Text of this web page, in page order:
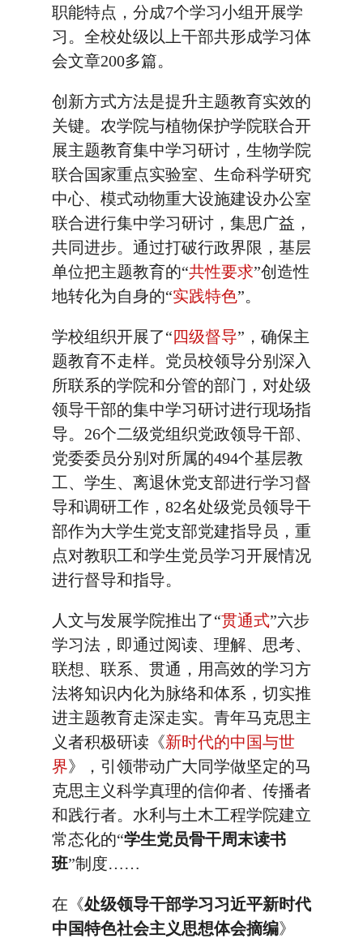
职能特点，分成7个学习小组开展学
习。全校处级以上干部共形成学习体
会文章200多篇。
创新方式方法是提升主题教育实效的
关键。农学院与植物保护学院联合开
展主题教育集中学习研讨，生物学院
联合国家重点实验室、生命科学研究
中心、模式动物重大设施建设办公室
联合进行集中学习研讨，集思广益，
共同进步。通过打破行政界限，基层
单位把主题教育的“共性要求”创造性
地转化为自身的“实践特色”。
学校组织开展了“四级督导”，确保主
题教育不走样。党员校领导分别深入
所联系的学院和分管的部门，对处级
领导干部的集中学习研讨进行现场指
导。26个二级党组织党政领导干部、
党委委员分别对所属的494个基层教
工、学生、离退休党支部进行学习督
导和调研工作，82名处级党员领导干
部作为大学生党支部党建指导员，重
点对教职工和学生党员学习开展情况
进行督导和指导。
人文与发展学院推出了“贯通式”六步
学习法，即通过阅读、理解、思考、
联想、联系、贯通，用高效的学习方
法将知识内化为脉络和体系，切实推
进主题教育走深走实。青年马克思主
义者积极研读《新时代的中国与世
界》，引领带动广大同学做坚定的马
克思主义科学真理的信仰者、传播者
和践行者。水利与土木工程学院建立
常态化的“学生党员骨干周末读书
班”制度……
在《处级领导干部学习习近平新时代
中国特色社会主义思想体会摘编》